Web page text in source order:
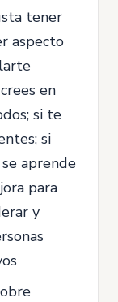
tener
aspecto
en
si te
si
aprende
para
y